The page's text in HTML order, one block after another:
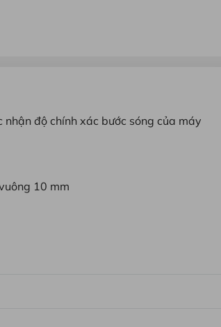
độ chính xác bước sóng của máy
10 mm